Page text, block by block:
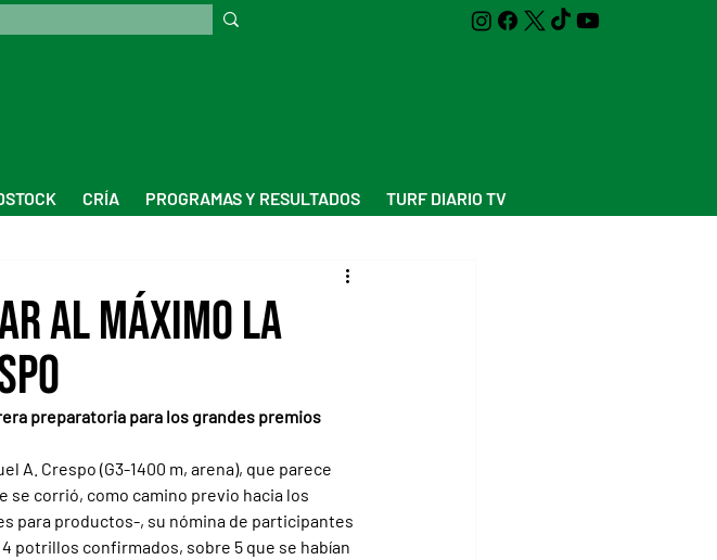
CRÍA PROGRAMAS Y RESULTADOS TURF DIARIO TV
al máximo la
preparatoria para los grandes premios
A. Crespo (G3-1400 m, arena), que parece
se corrió, como camino previo hacia los
para productos-, su nómina de participantes
potrillos confirmados, sobre 5 que se habían